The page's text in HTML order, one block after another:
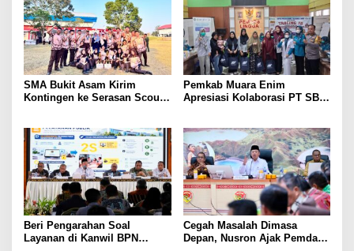
SMA Bukit Asam Kirim
Kontingen ke Serasan Scout
Siswa
Pemkab Muara Enim
Apresiasi Kolaborasi PT SBS
Beri Pengarahan Soal
Layanan di Kanwil BPN
Cegah Masalah Dimasa
Depan, Nusron Ajak Pemda